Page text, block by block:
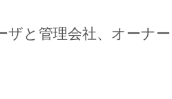
ザと管理会社、オーナ